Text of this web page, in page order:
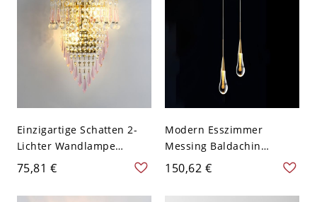
Einzigartige Schatten 2-
Lichter Wandlampe
Moderner Stil Kristall
Wandhalterung
Lichtvorrichtung - 110V-
75,81 €
Modern Esszimmer
Messing Baldachin
Pendelleuchte Tränen
Durchsichtiges Kristall
LED Pendellampe - 110V-
150,62 €